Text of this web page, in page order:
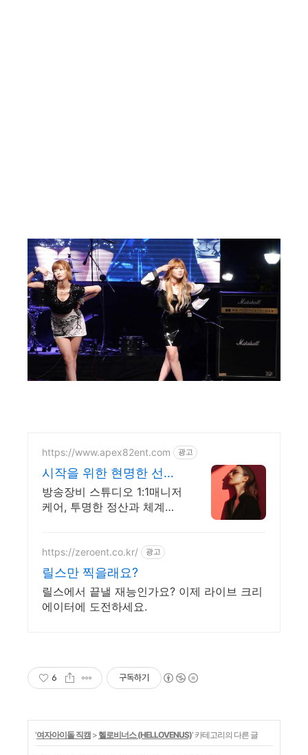
https://www.apex82ent.com 광고
시작을 위한 현명한 선택,
크리에이터, BJ 상시 모집
방송장비 스튜디오 1:1매니저
케어, 투명한 정산과 체계적
https://zeroent.co.kr/ 광고
릴스만 찍을래요?
릴스에서 끝낼 재능인가요? 이제 라이브 크리
에이터에 도전하세요.
6 구독하기
'여자아이돌 직캠 >헬로비너스 (HELLOVENUS)' 카테고리의 다른 글